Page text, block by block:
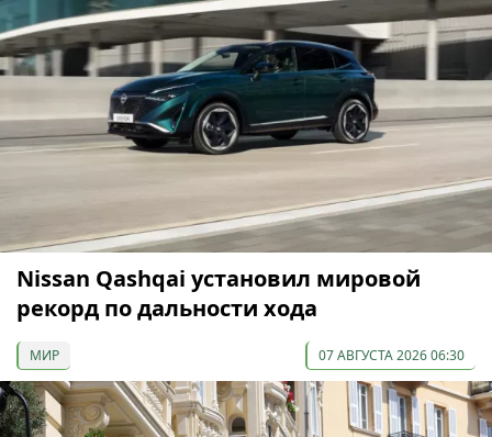
Nissan Qashqai установил мировой
рекорд по дальности хода
МИР 07 АВГУСТА 2026 06:30